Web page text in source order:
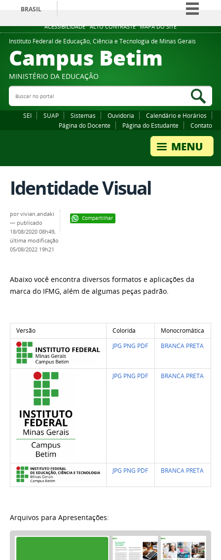
ACESSIBILIDADE ALTO CONTRASTE MAPA DO SITE
BRASIL
Simplifique!
Comunica BR
Participe
Legislação
Instituto Federal de Educação, Ciência e Tecnologia de Minas Gerais
Campus Betim
MINISTÉRIO DA EDUCAÇÃO
Buscar no portal
SEI SUAP Sistemas Ouvidoria
Calendário e Horários
Página do Docente
Página do Estudante Contato
Identidade Visual
Compartilhar
porvivian.andaki
— publicado
18/08/2020 08h49,
última modificação
05/08/2022 19h21
Abaixo você encontra diversos formatos e aplicações da
marca do IFMG, além de algumas peças padrão.
Versão Colorida
Monocromática
JPG PNG PDF BRANCA PRETA
JPG PNG PDF BRANCA PRETA
JPG PNG PDF BRANCA PRETA
Arquivos para Apresentações: